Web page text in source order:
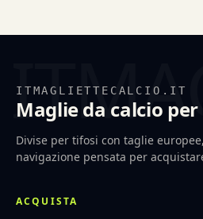
ITMAGLIETTECALCIO.IT
Maglie da calcio
Divise per tifosi con taglie
navigazione pensata per
ACQUISTA